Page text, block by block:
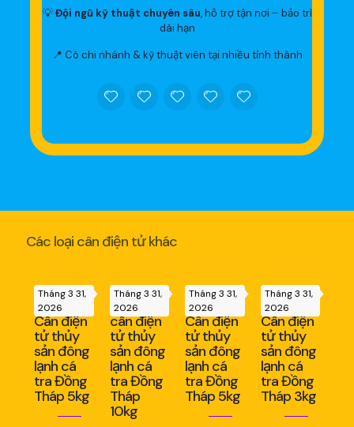
💡Đội ngũ kỹ thuật chuyên sâu, hỗ trợ tận nơi – bảo trì
dài hạn
📍 Có chi nhánh & kỹ thuật viên tại nhiều tỉnh thành
Các loại cân điện tử khác
Tháng 3 31,
2026
Cân điện
tử thủy
sản đông
lạnh cá
tra Đồng
Tháp 5kg
Tháng 3 31,
2026
cân điện
tử thủy
sản đông
lạnh cá
tra Đồng
Tháp
10kg
Tháng 3 31,
2026
Cân điện
tử thủy
sản đông
lạnh cá
tra Đồng
Tháp 5kg
Tháng 3 31,
2026
Cân điện
tử thủy
sản đông
lạnh cá
tra Đồng
Tháp 3kg